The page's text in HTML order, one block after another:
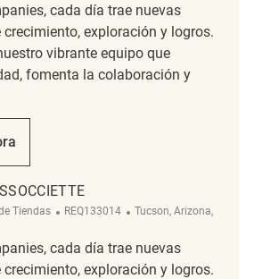
cada día trae nuevas
exploración y logros.
vibrante equipo que
fomenta la colaboración y
REQ141306
Sales Associate
Tiendas ReqId
REQ133014 Ubicación
Tucson, Arizona,
cada día trae nuevas
exploración y logros.